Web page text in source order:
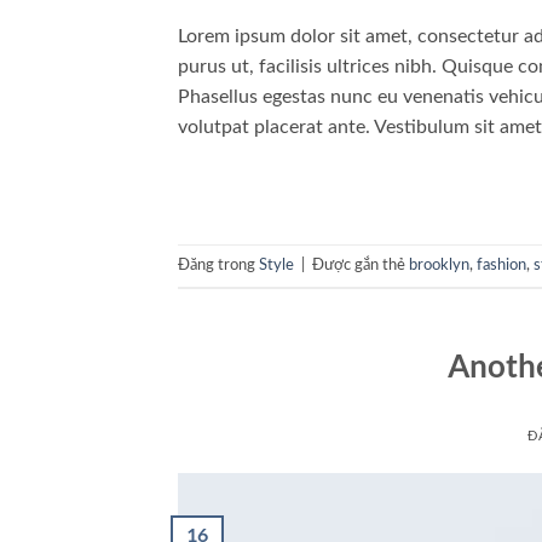
Lorem ipsum dolor sit amet, consectetur
purus ut, facilisis ultrices nibh. Quisque
Phasellus egestas nunc eu venenatis
volutpat placerat ante. Vestibulum sit
Đăng trong Style Được gắn thẻ brooklyn, fashion,
16